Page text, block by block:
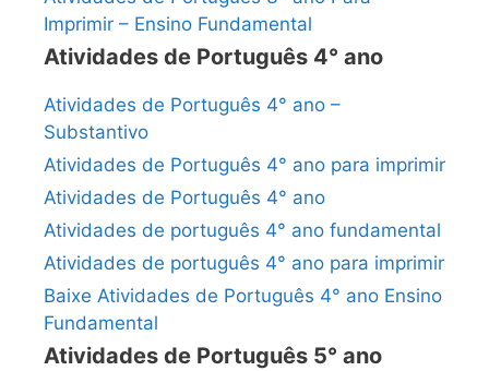
Imprimir – Ensino Fundamental
Atividades de Português 4° ano
Atividades de Português 4° ano –
Substantivo
Atividades de Português 4° ano para imprimir
Atividades de Português 4° ano
Atividades de português 4° ano fundamental
Atividades de português 4° ano para imprimir
Baixe Atividades de Português 4° ano Ensino
Fundamental
Atividades de Português 5° ano